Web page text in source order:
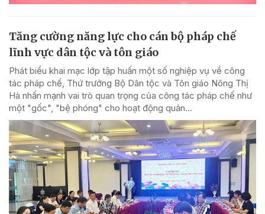
Tăng cường năng lực cho cán bộ pháp chế
lĩnh vực dân tộc và tôn giáo
Phát biểu khai mạc lớp tập huấn một số nghiệp vụ về công
tác pháp chế, Thứ trưởng Bộ Dân tộc và Tôn giáo Nông Thị
Hà nhấn mạnh vai trò quan trọng của công tác pháp chế như
một "gốc", "bệ phóng" cho hoạt động quản...